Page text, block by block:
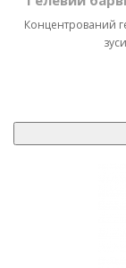
Концентрований